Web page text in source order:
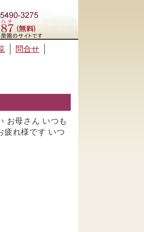
問合せ
お母さん いつも
疲れ様です いつ